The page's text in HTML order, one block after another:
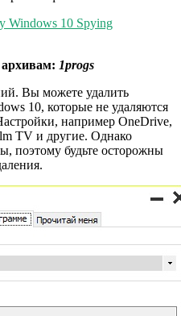
Windows 10 Spying
1progs
Вы можете удалить
10, которые не удаляются
например OneDrive,
TV и другие. Однако
поэтому будьте осторожны